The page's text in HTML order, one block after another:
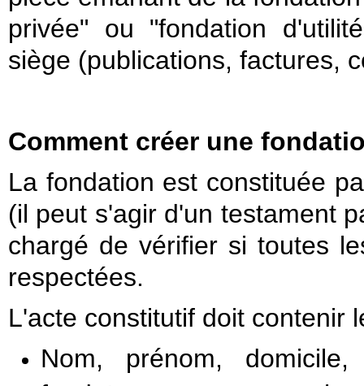
privée" ou "fondation
siège (publications, factures,
Comment créer une
La fondation est constituée
(il peut s'agir d'un testament
chargé de vérifier si toutes
respectées.
L'acte constitutif doit contenir
Nom, prénom,